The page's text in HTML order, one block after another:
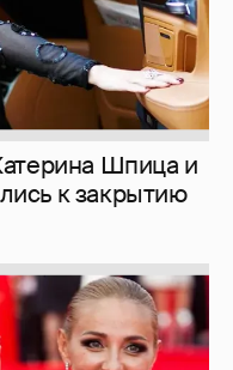
Шпица и
к закрытию